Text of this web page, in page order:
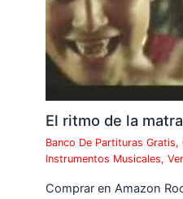
El ritmo de la
Banco De Partituras Gratis,
Instrumentos Musicales,
Comprar en Amazon